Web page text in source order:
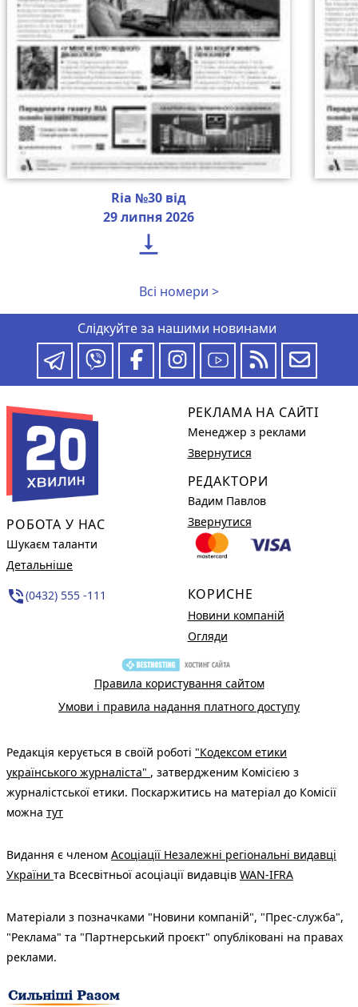
Ria №30 від
29 липня 2026

Всі номери >
Слідкуйте за нашими новинами
РОБОТА У НАС
Шукаєм таланти
Детальніше
phone_in_talk(0432) 555 -111
РЕКЛАМА НА САЙТІ
Менеджер з реклами
Звернутися
РЕДАКТОРИ
Вадим Павлов
Звернутися
КОРИСНЕ
Новини компаній
Огляди
Правила користування сайтом
Умови і правила надання платного доступу
Редакція керується в своїй роботі "Кодексом етики
українського журналіста" , затвердженим Комісією з
журналістської етики. Поскаржитись на матеріал до Комісії
можна тут
Видання є членом Асоціації Незалежні регіональні видавці
України та Всесвітньої асоціації видавців WAN-IFRA
Матеріали з позначками "Новини компаній", "Прес-служба",
"Реклама" та "Партнерський проєкт" опубліковані на правах
реклами.